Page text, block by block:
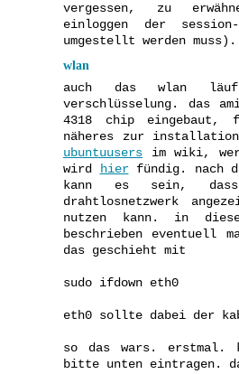
vergessen, zu
einloggen der
umgestellt werden muss).
wlan
auch das wlan
verschlüsselung. das
4318 chip
näheres zur
ubuntuusers im wiki,
wird
hierfündig. nach
kann es sein,
drahtlosnetzwerk
nutzen kann. in
beschrieben eventuell
das geschieht mit
sudo ifdown eth0
eth0 sollte dabei der
so das wars. erstmal.
bitte unten eintragen.